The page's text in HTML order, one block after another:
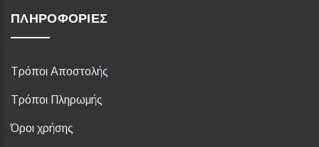
ΠΛΗΡΟΦΟΡΊΕΣ
Τρόποι Αποστολής
Τρόποι Πληρωμής
Όροι χρήσης